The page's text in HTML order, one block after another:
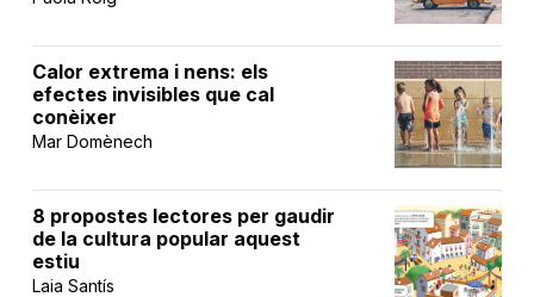
Calor extrema i nens: els
efectes invisibles que cal
conèixer
Mar Domènech
8 propostes lectores per gaudir
de la cultura popular aquest
estiu
Laia Santís